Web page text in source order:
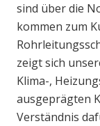
sind über die
kommen zum
zeigt sich
Klima-,
ausgeprägten
Verständnis